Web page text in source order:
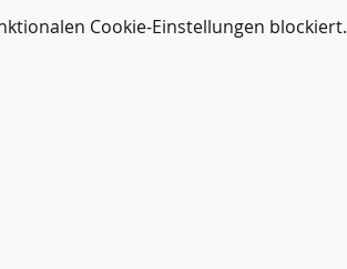
Cookie-Einstellungen blockiert.